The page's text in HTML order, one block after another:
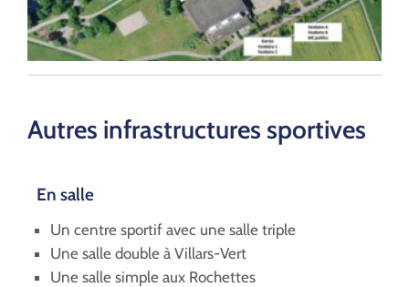
Autres infrastructures sportives
En salle
Un centre sportif avec une salle triple
Une salle double à Villars-Vert
Une salle simple aux Rochettes